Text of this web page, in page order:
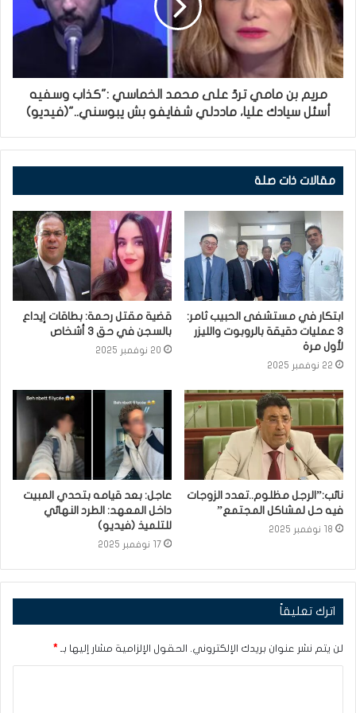
مريم بن مامي تردّ على محمد الخماسي :"كذاب وسفيه
أسئل سيادك عليا، ماددلي شفايفو بش يبوسني.."(فيديو)
مقالات ذات صلة
ابتكار في مستشفى الحبيب ثامر:
3 عمليات دقيقة بالروبوت والليزر
لأول مرة
22 نوفمبر 2025
قضية مقتل رحمة: بطاقات إيداع
بالسجن في حق 3 أشخاص
20 نوفمبر 2025
نائب:”الرجل مظلوم..تعدد الزوجات
فيه حل لمشاكل المجتمع”
18 نوفمبر 2025
عاجل: بعد قيامه بتحدي المبيت
داخل المعهد: الطرد النهائي
للتلميذ (فيديو)
17 نوفمبر 2025
اترك تعليقاً
لن يتم نشر عنوان بريدك الإلكتروني. الحقول الإلزامية مشار إليها بـ *